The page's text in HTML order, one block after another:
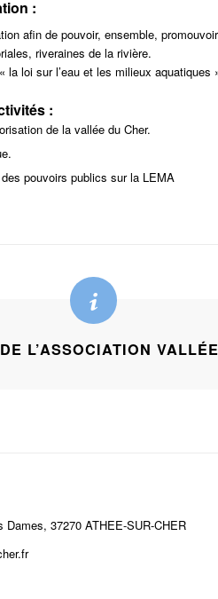
:
afin de pouvoir, ensemble,
riveraines de la rivière.
la loi sur l’eau et les milieux aquatiques
:
de la vallée du Cher.
pouvoirs publics sur la LEMA
L’ASSOCIATION
37270 ATHEE-SUR-CHER